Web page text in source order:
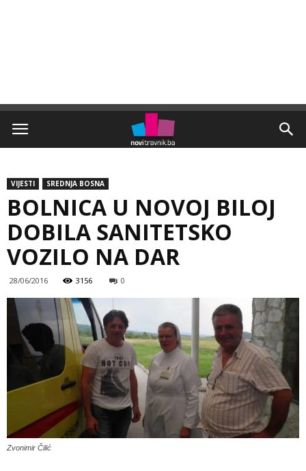
VIJESTI SREDNJA BOSNA
BOLNICA U NOVOJ BILOJ
DOBILA SANITETSKO
VOZILO NA DAR
28/06/2016 3156 0
Zvonimir Čilić